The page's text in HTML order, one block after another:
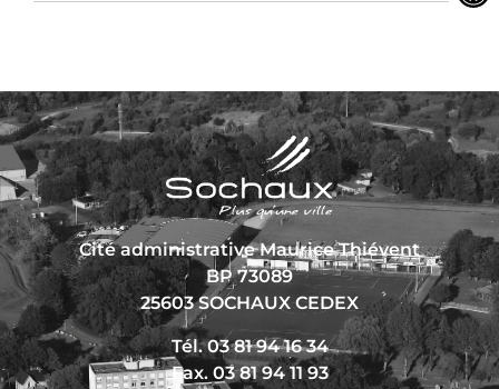
Cité administrative Maurice Thiévent
BP 73089
25603 SOCHAUX CEDEX
Tél. 03 81 94 16 34
Fax. 03 81 94 11 93